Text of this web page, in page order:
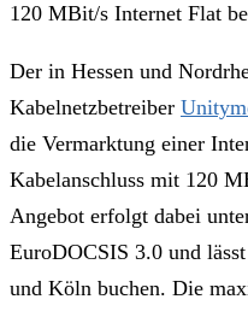
120 MBit/s Internet Flat
Der in Hessen und
Kabelnetzbetreiber
die Vermarktung einer
Kabelanschluss mit 120
Angebot erfolgt dabei
EuroDOCSIS 3.0 und
und Köln buchen. Die